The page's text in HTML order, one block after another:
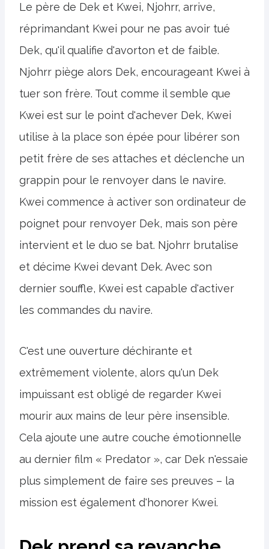
Le père de Dek et Kwei, Njohrr, arrive,
réprimandant Kwei pour ne pas avoir tué
Dek, qu'il qualifie d'avorton et de faible.
Njohrr piège alors Dek, encourageant Kwei à
tuer son frère. Tout comme il semble que
Kwei est sur le point d'achever Dek, Kwei
utilise à la place son épée pour libérer son
petit frère de ses attaches et déclenche un
grappin pour le renvoyer dans le navire.
Kwei commence à activer son ordinateur de
poignet pour renvoyer Dek, mais son père
intervient et le duo se bat. Njohrr brutalise
et décime Kwei devant Dek. Avec son
dernier souffle, Kwei est capable d'activer
les commandes du navire.
C'est une ouverture déchirante et
extrêmement violente, alors qu'un Dek
impuissant est obligé de regarder Kwei
mourir aux mains de leur père insensible.
Cela ajoute une autre couche émotionnelle
au dernier film « Predator », car Dek n'essaie
plus simplement de faire ses preuves – la
mission est également d'honorer Kwei.